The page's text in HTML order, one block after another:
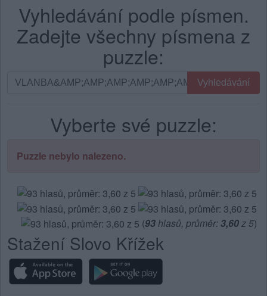
Vyhledávání podle písmen.
Zadejte všechny písmena z
puzzle:
Vyhledávání
písmena
Vyhledávání
Vyberte své puzzle:
Puzzle nebylo nalezeno.
(93hlasů, průměr:3,60z 5)
Stažení Slovo Křížek